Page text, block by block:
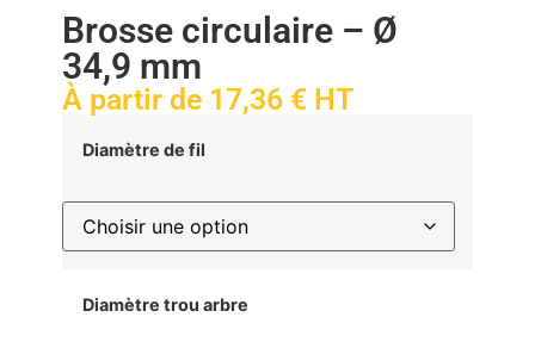
Brosse circulaire – Ø
34,9 mm
À partir de 17,36 € HT
Diamètre de fil
Diamètre trou arbre